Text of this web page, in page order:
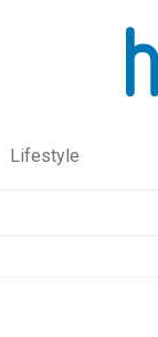
Lifestyle